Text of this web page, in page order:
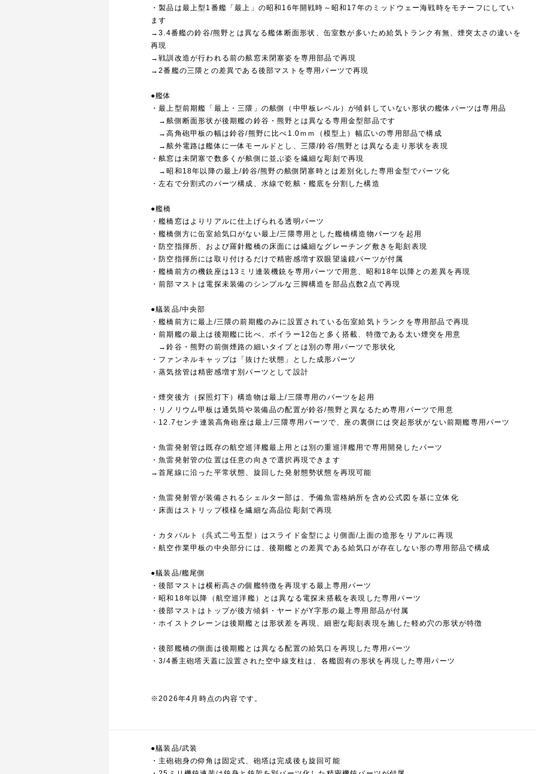
・製品は最上型1番艦「最上」の昭和16年開戦時～昭和17年のミッドウェー海戦時をモチーフにしてい
ます
→3.4番艦の鈴谷/熊野とは異なる艦体断面形状、缶室数が多いため給気トランク有無、煙突太さの違いを
再現
→戦訓改造が行われる前の舷窓未閉塞姿を専用部品で再現
→2番艦の三隈との差異である後部マストを専用パーツで再現
●艦体
・最上型前期艦「最上・三隈」の舷側（中甲板レベル）が傾斜していない形状の艦体パーツは専用品
→舷側断面形状が後期艦の鈴谷・熊野とは異なる専用金型部品です
→高角砲甲板の幅は鈴谷/熊野に比べ1.0ｍｍ（模型上）幅広いの専用部品で構成
→舷外電路は艦体に一体モールドとし、三隈/鈴谷/熊野とは異なる走り形状を表現
・舷窓は未閉塞で数多くが舷側に並ぶ姿を繊細な彫刻で再現
→昭和18年以降の最上/鈴谷/熊野の舷側閉塞時とは差別化した専用金型でパーツ化
・左右で分割式のパーツ構成、水線で乾舷・艦底を分割した構造
●艦橋
・艦橋窓はよりリアルに仕上げられる透明パーツ
・艦橋側方に缶室給気口がない最上/三隈専用とした艦橋構造物パーツを起用
・防空指揮所、および羅針艦橋の床面には繊細なグレーチング敷きを彫刻表現
・防空指揮所には取り付けるだけで精密感増す双眼望遠鏡パーツが付属
・艦橋前方の機銃座は13ミリ連装機銃を専用パーツで用意、昭和18年以降との差異を再現
・前部マストは電探未装備のシンプルな三脚構造を部品点数2点で再現
●艤装品/中央部
・艦橋前方に最上/三隈の前期艦のみに設置されている缶室給気トランクを専用部品で再現
・前期艦の最上は後期艦に比べ、ボイラー12缶と多く搭載、特徴である太い煙突を用意
→鈴谷・熊野の前側煙路の細いタイプとは別の専用パーツで形状化
・ファンネルキャップは「抜けた状態」とした成形パーツ
・蒸気捨管は精密感増す別パーツとして設計
・煙突後方（探照灯下）構造物は最上/三隈専用のパーツを起用
・リノリウム甲板は通気筒や装備品の配置が鈴谷/熊野と異なるため専用パーツで用意
・12.7センチ連装高角砲座は最上/三隈専用パーツで、座の裏側には突起形状がない前期艦専用パーツ
・魚雷発射管は既存の航空巡洋艦最上用とは別の重巡洋艦用で専用開発したパーツ
・魚雷発射管の位置は任意の向きで選択再現できます
→首尾線に沿った平常状態、旋回した発射態勢状態を再現可能
・魚雷発射管が装備されるシェルター部は、予備魚雷格納所を含め公式図を基に立体化
・床面はストリップ模様を繊細な高品位彫刻で再現
・カタパルト（呉式二号五型）はスライド金型により側面/上面の造形をリアルに再現
・航空作業甲板の中央部分には、後期艦との差異である給気口が存在しない形の専用部品で構成
●艤装品/艦尾側
・後部マストは横桁高さの個艦特徴を再現する最上専用パーツ
・昭和18年以降（航空巡洋艦）とは異なる電探未搭載を表現した専用パーツ
・後部マストはトップが後方傾斜・ヤードがY字形の最上専用部品が付属
・ホイストクレーンは後期艦とは形状差を再現、細密な彫刻表現を施した軽め穴の形状が特徴
・後部艦橋の側面は後期艦とは異なる配置の給気口を再現した専用パーツ
・3/4番主砲塔天蓋に設置された空中線支柱は、各艦固有の形状を再現した専用パーツ
※2026年4月時点の内容です。
●艤装品/武装
・主砲砲身の仰角は固定式、砲塔は完成後も旋回可能